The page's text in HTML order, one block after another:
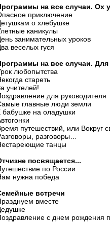
на все случаи. Ох
приключение
о хлебушке
каникулы
занимательных уроков
веселых гуся
на все случаи.
любопытства
стареть
учителей!
для руководителя
главные люди земли
бабушке на оладушки
путешествий, или Вокруг
разговоры…
танцы
посвящается...
по России
нужна победа
встречи
вместе
с днем рождения